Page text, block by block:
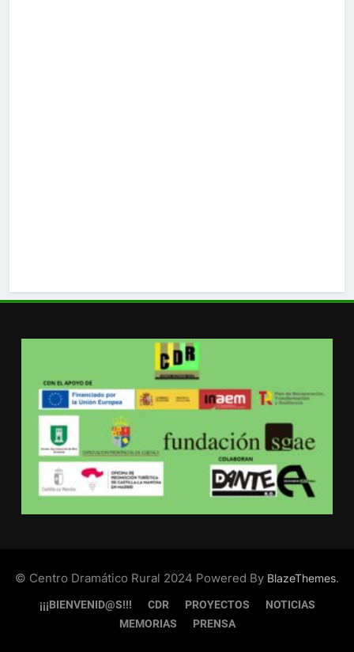
© Centro Dramático Rural 2024 Powered By BlazeThemes.
¡¡¡BIENVENID@S!!! CDR PROYECTOS
NOTICIAS
MEMORIAS
PRENSA